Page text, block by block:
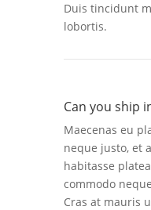
Duis tincidunt
lobortis.
Can you ship
Maecenas eu
neque justo, et
habitasse
commodo
Cras at mauris